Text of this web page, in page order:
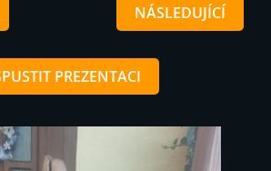
NÁSLEDUJÍCÍ
PREZENTACI